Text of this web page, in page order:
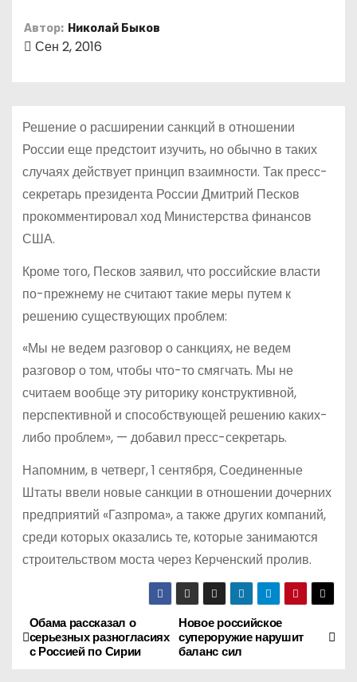
Автор: Николай Быков
Сен 2, 2016
Решение о расширении санкций в отношении
России еще предстоит изучить, но обычно в таких
случаях действует принцип взаимности. Так пресс-
секретарь президента России Дмитрий Песков
прокомментировал ход Министерства финансов
США.
Кроме того, Песков заявил, что российские власти
по-прежнему не считают такие меры путем к
решению существующих проблем:
«Мы не ведем разговор о санкциях, не ведем
разговор о том, чтобы что-то смягчать. Мы не
считаем вообще эту риторику конструктивной,
перспективной и способствующей решению каких-
либо проблем», — добавил пресс-секретарь.
Напомним, в четверг, 1 сентября, Соединенные
Штаты ввели новые санкции в отношении дочерних
предприятий «Газпрома», а также других компаний,
среди которых оказались те, которые занимаются
строительством моста через Керченский пролив.
Н
а
Новое российское
супероружие нарушит
баланс сил
Обама рассказал о
серьезных разногласиях
с Россией по Сирии